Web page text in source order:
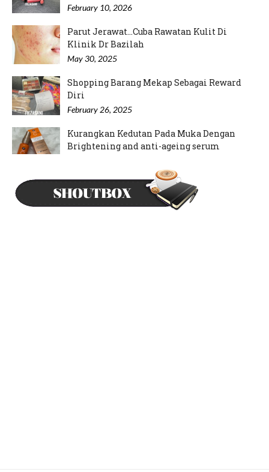
February 10, 2026
Parut Jerawat...Cuba Rawatan Kulit Di
Klinik Dr Bazilah
May 30, 2025
Shopping Barang Mekap Sebagai Reward
Diri
February 26, 2025
Kurangkan Kedutan Pada Muka Dengan
Brightening and anti-ageing serum
Mood Rajin Nak Pakai Inai Kuku
May 21, 2024